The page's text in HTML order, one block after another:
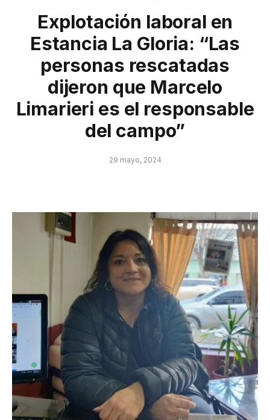
Explotación laboral en
Estancia La Gloria: “Las
personas rescatadas
dijeron que Marcelo
Limarieri es el responsable
del campo”
29 mayo, 2024